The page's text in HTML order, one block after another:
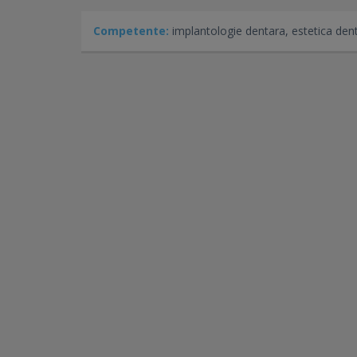
Competente: implantologie dentara, estetica